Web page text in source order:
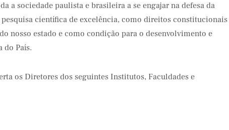
a sociedade paulista e brasileira a se engajar na defesa da
científica de excelência, como direitos constitucionais
nosso estado e como condição para o desenvolvimento e
do País.
os Diretores dos seguintes Institutos, Faculdades e